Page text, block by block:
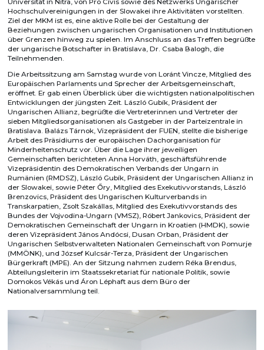
Hochschulvereinigungen in der Slowakei ihre Aktivitäten vorstellten.
Ziel der MKM ist es, eine aktive Rolle bei der Gestaltung der
Beziehungen zwischen ungarischen Organisationen und Institutionen
über Grenzen hinweg zu spielen. Im Anschluss an das Treffen begrüßte
der ungarische Botschafter in Bratislava, Dr. Csaba Balogh, die
Teilnehmenden.
Die Arbeitssitzung am Samstag wurde von Loránt Vincze, Mitglied des
Europäischen Parlaments und Sprecher der Arbeitsgemeinschaft,
eröffnet. Er gab einen Überblick über die wichtigsten nationalpolitischen
Entwicklungen der jüngsten Zeit. László Gubík, Präsident der
Ungarischen Allianz, begrüßte die Vertreterinnen und Vertreter der
sieben Mitgliedsorganisationen als Gastgeber in der Parteizentrale in
Bratislava. Balázs Tárnok, Vizepräsident der FUEN, stellte die bisherige
Arbeit des Präsidiums der europäischen Dachorganisation für
Minderheitenschutz vor. Über die Lage ihrer jeweiligen
Gemeinschaften berichteten Anna Horváth, geschäftsführende
Vizepräsidentin des Demokratischen Verbands der Ungarn in
Rumänien (RMDSZ), László Gubík, Präsident der Ungarischen Allianz in
der Slowakei, sowie Péter Őry, Mitglied des Exekutivvorstands, László
Brenzovics, Präsident des Ungarischen Kulturverbands in
Transkarpatien, Zsolt Szakállas, Mitglied des Exekutivvorstands des
Bundes der Vojvodina-Ungarn (VMSZ), Róbert Jankovics, Präsident der
Demokratischen Gemeinschaft der Ungarn in Kroatien (HMDK), sowie
deren Vizepräsident János Andócsi, Dusan Orban, Präsident der
Ungarischen Selbstverwalteten Nationalen Gemeinschaft von Pomurje
(MMÖNK), und József Kulcsár-Terza, Präsident der Ungarischen
Bürgerkraft (MPE). An der Sitzung nahmen zudem Réka Brendus,
Abteilungsleiterin im Staatssekretariat für nationale Politik, sowie
Domokos Vékás und Áron Léphaft aus dem Büro der
Nationalversammlung teil.